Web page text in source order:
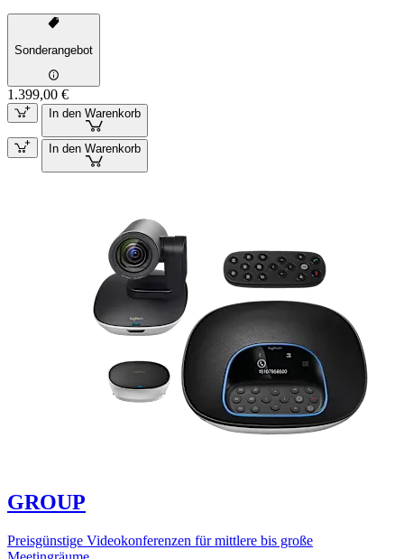
Sonderangebot
1.399,00 €
In den Warenkorb
In den Warenkorb
GROUP
Preisgünstige Videokonferenzen für mittlere bis große